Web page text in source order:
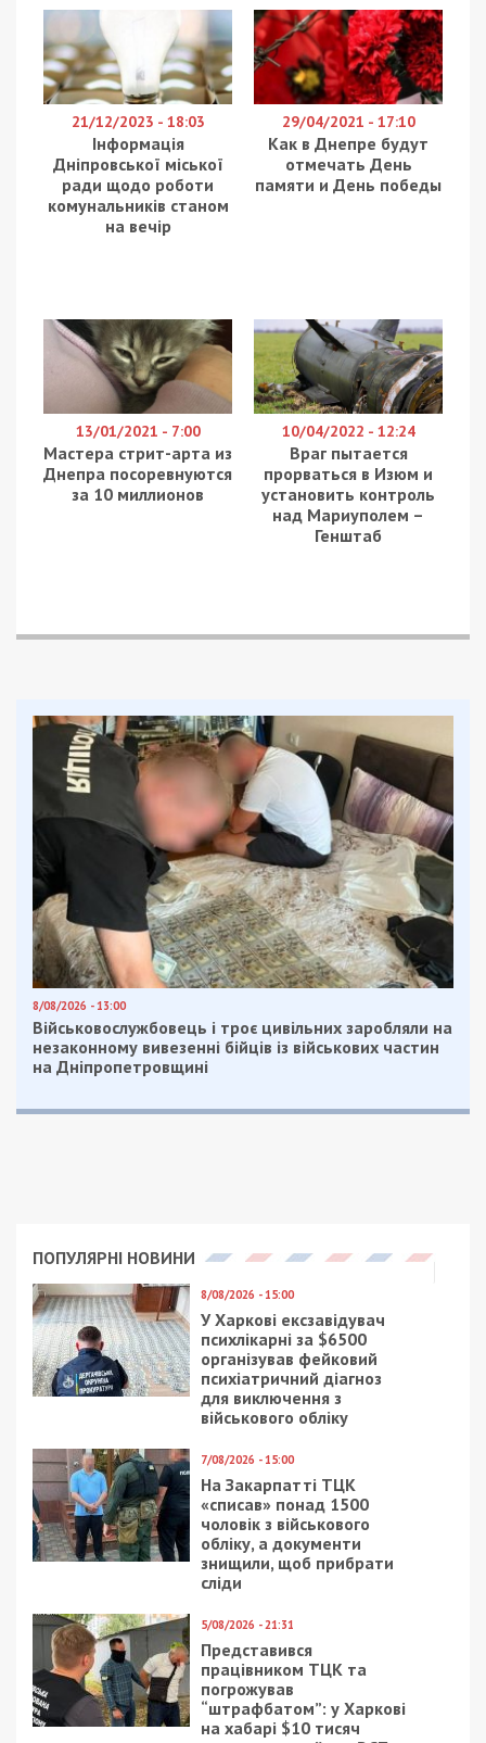
У понеділок, 7 жовтня 2024 року, знову під ударом
російських окупантів був Нікопольський район
Дніпропетровської ОВА Сергія Лисака.
“Знову під ударом ворога була Нікопольщина.
Переважно окупанти цілили дронами-камікадзе.
Обстрілювали й з артилерії. Загалом протягом дня
район пережив 10 атак.
Неспокійно було у самому Нікополі, Марганці та
Покровській громаді.
Пошкоджені 3 приватні будинки. На щастя, всюди
минулося без загиблих і постраждалих”, – повідомив у
Нагадаємо, раніше ми повідомляли про те, що
ворожі війська протягом дня
райони Дніпропетровської області.
Facebook
Telegram
Twitter
WhatsApp
ViberEmail
з росією,обстріл
за останніми новинами!
Приєднатися
Предыдущая статья:
На Львівщині прикордонник за гроші
допомагав “ухилянтам” потрапити до ЄС
Следующая статья:
На Хмельниччині в обласному управлінні
Держпродспоживслужби налагодили
корупційну “схему”